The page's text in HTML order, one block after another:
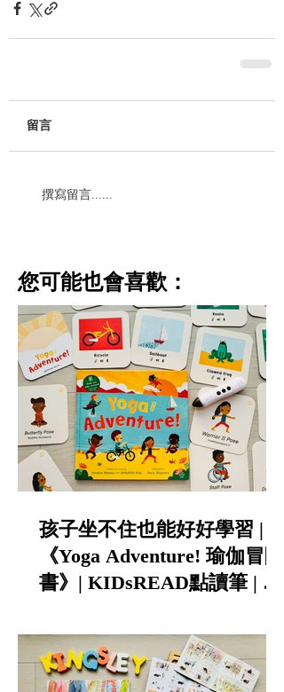
留言
撰寫留言......
​您可能也會喜歡：
孩子坐不住也能好好學習 |
《Yoga Adventure! 瑜伽冒險
書》| KIDsREAD點讀筆 | 中